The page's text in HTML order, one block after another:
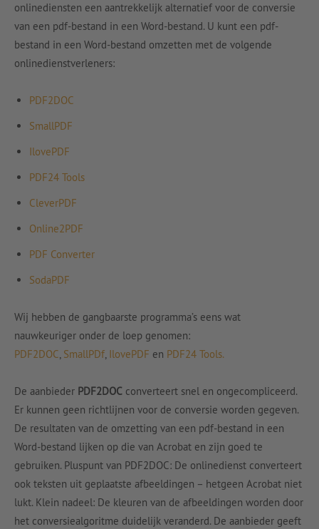
onlinediensten een aantrekkelijk alternatief voor de conversie
van een pdf-bestand in een Word-bestand. U kunt een pdf-
bestand in een Word-bestand omzetten met de volgende
onlinedienstverleners:
PDF2DOC
SmallPDF
IlovePDF
PDF24 Tools
CleverPDF
Online2PDF
PDF Converter
SodaPDF
Wij hebben de gangbaarste programma’s eens wat
nauwkeuriger onder de loep genomen:
PDF2DOC, SmallPDf, IlovePDF en PDF24 Tools.
De aanbieder PDF2DOC converteert snel en ongecompliceerd.
Er kunnen geen richtlijnen voor de conversie worden gegeven.
De resultaten van de omzetting van een pdf-bestand in een
Word-bestand lijken op die van Acrobat en zijn goed te
gebruiken. Pluspunt van PDF2DOC: De onlinedienst converteert
ook teksten uit geplaatste afbeeldingen – hetgeen Acrobat niet
lukt. Klein nadeel: De kleuren van de afbeeldingen worden door
het conversiealgoritme duidelijk veranderd. De aanbieder geeft